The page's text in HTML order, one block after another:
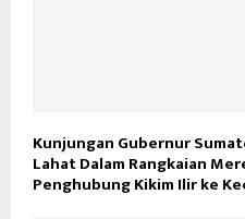
Kunjungan Gubernur
Lahat Dalam Rangkaian
Penghubung Kikim Ilir ke